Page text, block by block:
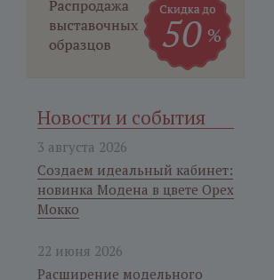
Новости и события
3 августа 2026
Создаем идеальный кабинет:
новинка Модена в цвете Орех
Мокко
22 июня 2026
Расширение модельного